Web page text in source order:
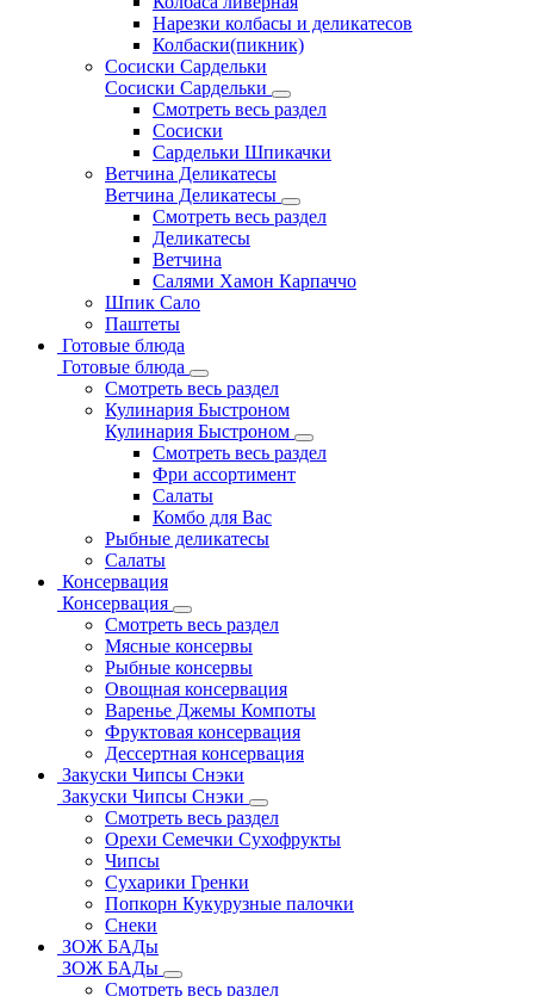
Нарезки колбасы и деликатесов
Колбаски(пикник)
Сосиски Сардельки
Сосиски Сардельки
Смотреть весь раздел
Сосиски
Сардельки Шпикачки
Ветчина Деликатесы
Ветчина Деликатесы
Смотреть весь раздел
Деликатесы
Ветчина
Салями Хамон Карпаччо
Шпик Сало
Паштеты
Готовые блюда
Готовые блюда
Смотреть весь раздел
Кулинария Быстроном
Кулинария Быстроном
Смотреть весь раздел
Фри ассортимент
Салаты
Комбо для Вас
Рыбные деликатесы
Салаты
Консервация
Консервация
Смотреть весь раздел
Мясные консервы
Рыбные консервы
Овощная консервация
Варенье Джемы Компоты
Фруктовая консервация
Дессертная консервация
Закуски Чипсы Снэки
Закуски Чипсы Снэки
Смотреть весь раздел
Орехи Семечки Сухофрукты
Чипсы
Сухарики Гренки
Попкорн Кукурузные палочки
Снеки
ЗОЖ БАДы
ЗОЖ БАДы
Смотреть весь раздел